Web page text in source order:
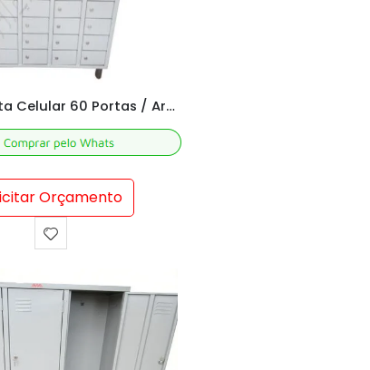
Armário Porta Celular 60 Portas / Armário Porta Objeto
Orçamento